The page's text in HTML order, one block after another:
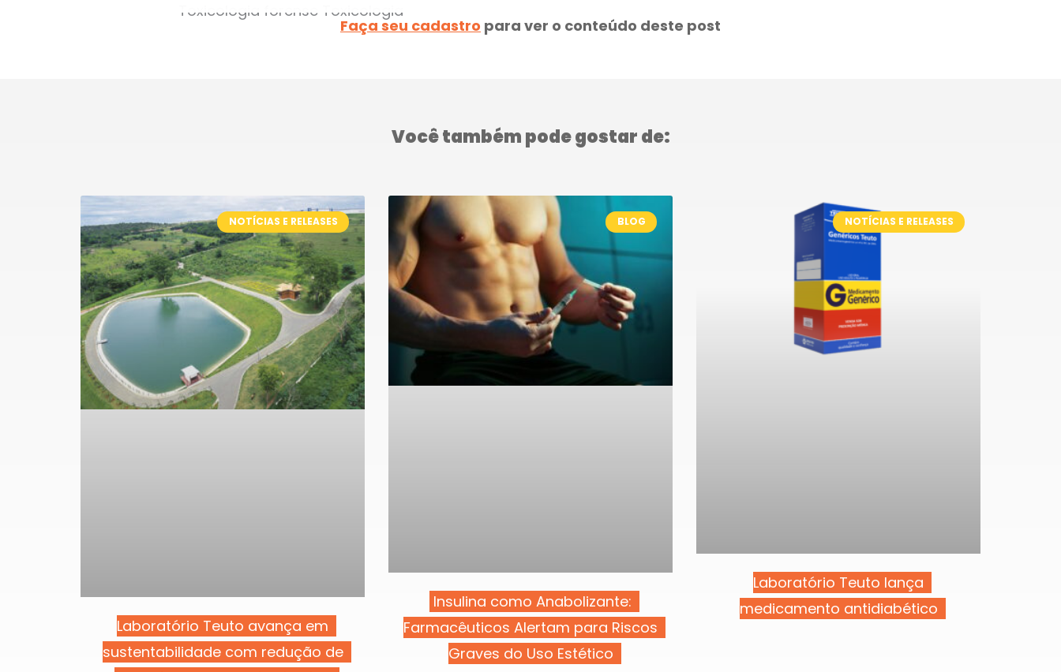
Toxicologia forense Toxicologia
Faça seu cadastro para ver o conteúdo deste post
Você também pode gostar de:
NOTÍCIAS E RELEASES
Laboratório Teuto avança em
sustentabilidade com redução de
BLOG
Insulina como Anabolizante:
Farmacêuticos Alertam para Riscos
Graves do Uso Estético​
NOTÍCIAS E RELEASES
Laboratório Teuto lança
medicamento antidiabético